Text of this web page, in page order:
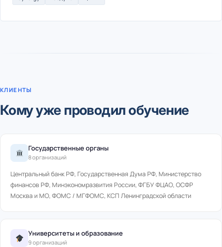
КЛИЕНТЫ
Кому уже проводил обучение
Государственные органы
8 организаций
Центральный банк РФ, Государственная Дума РФ, Министерство
финансов РФ, Минэкономразвития России, ФГБУ ФЦАО, ОСФР
Москва и МО, ФОМС / МГФОМС, КСП Ленинградской области
Университеты и образование
9 организаций